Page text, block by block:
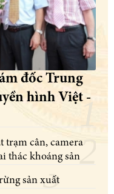
đốc Trung
hình Việt -
trạm cân, camera
thác khoáng sản
hiện vụ phá hơn 9000 m2 rừng sản xuất